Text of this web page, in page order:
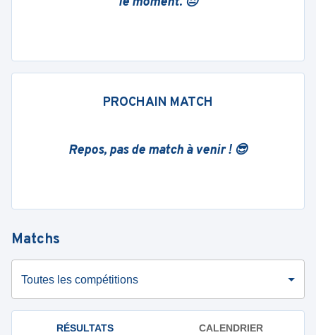
PROCHAIN MATCH
Repos, pas de match à venir ! 😎
Matchs
Toutes les compétitions
RÉSULTATS CALENDRIER